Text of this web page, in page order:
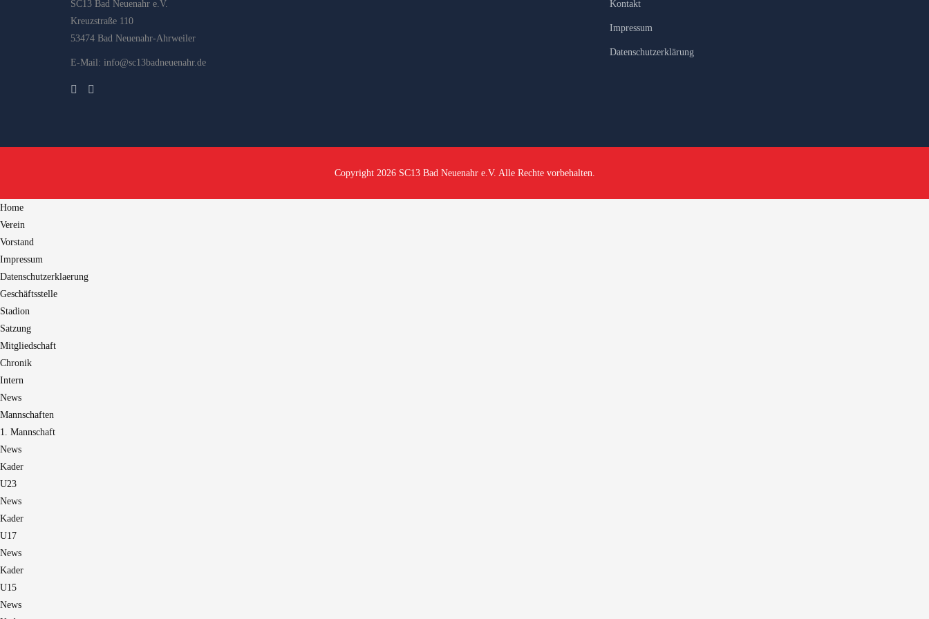
SC13 Bad Neuenahr e.V.
Kreuzstraße 110
53474 Bad Neuenahr-Ahrweiler
E-Mail: info@sc13badneuenahr.de
Kontakt
Impressum
Datenschutzerklärung
Copyright 2026 SC13 Bad Neuenahr e.V. Alle Rechte vorbehalten.
Home
Verein
Vorstand
Impressum
Datenschutzerklaerung
Geschäftsstelle
Stadion
Satzung
Mitgliedschaft
Chronik
Intern
News
Mannschaften
1. Mannschaft
News
Kader
U23
News
Kader
U17
News
Kader
U15
News